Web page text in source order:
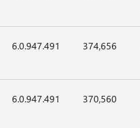
6.0.947.491 374,656
6.0.947.491 370,560